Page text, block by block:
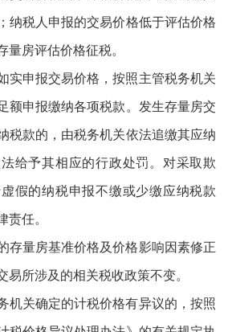
纳税人申报的交易价格低于评估价格
量房评估价格征税。
实申报交易价格，按照主管税务机关
额申报缴纳各项税款。发生存量房交
税款的，由税务机关依法追缴其应纳
给予其相应的行政处罚。对采取欺
假的纳税申报不缴或少缴应纳税款
任。
存量房基准价格及价格影响因素修正
易所涉及的相关税收政策不变。
机关确定的计税价格有异议的，按照